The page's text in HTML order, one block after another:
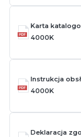
Karta
4000K
Instrukcja
4000K
Deklaracja